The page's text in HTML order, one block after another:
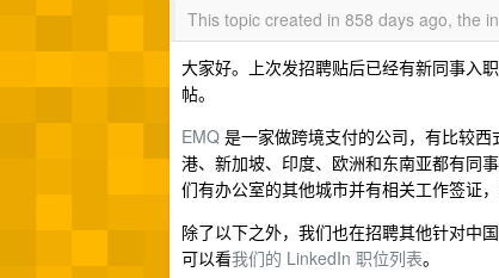
This topic created in 858 days ago, the
大家好。上次发招聘贴后已经有新同事入
帖。
EMQ 是一家做跨境支付的公司，有比较
港、新加坡、印度、欧洲和东南亚都有同
们有办公室的其他城市并有相关工作签证，
除了以下之外，我们也在招聘其他针对中
可以看我们的 LinkedIn 职位列表。